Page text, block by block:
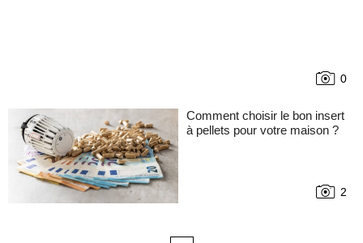
0
Comment choisir le bon insert
à pellets pour votre maison ?
2